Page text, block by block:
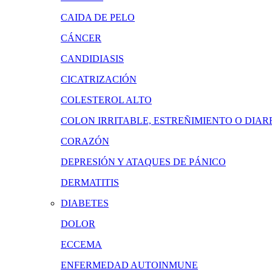
CAIDA DE PELO
CÁNCER
CANDIDIASIS
CICATRIZACIÓN
COLESTEROL ALTO
COLON IRRITABLE, ESTREÑIMIENTO O
CORAZÓN
DEPRESIÓN Y ATAQUES DE PÁNICO
DERMATITIS
DIABETES
DOLOR
ECCEMA
ENFERMEDAD AUTOINMUNE